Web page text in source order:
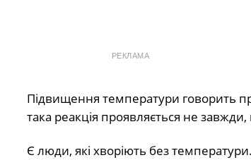
РЕКЛАМА
Підвищення температури говорить
така реакція проявляється не завжди,
Є люди, які хворіють без